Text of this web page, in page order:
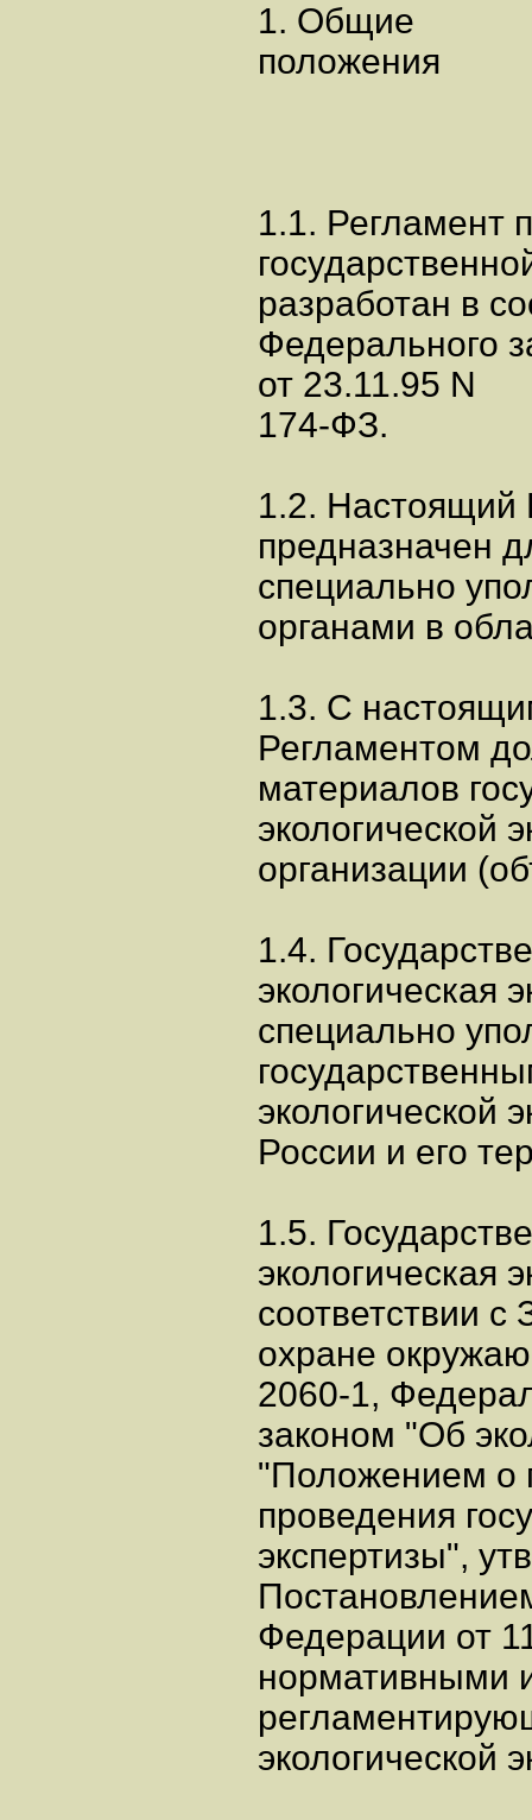
1. Общие
положения
1.1. Регламент
разработан в
Федерального
от 23.11.95 N
174-ФЗ.
1.2. Настоящий
предназначен
специально
органами в
1.3. С
Регламентом
материалов
экологической
организации
1.4.
экологическая
специально
экологической
России и его
1.5.
экологическая
соответствии
охране
2060-1,
законом "Об
"Положением о
проведения
экспертизы",
Федерации от
нормативными
экологической